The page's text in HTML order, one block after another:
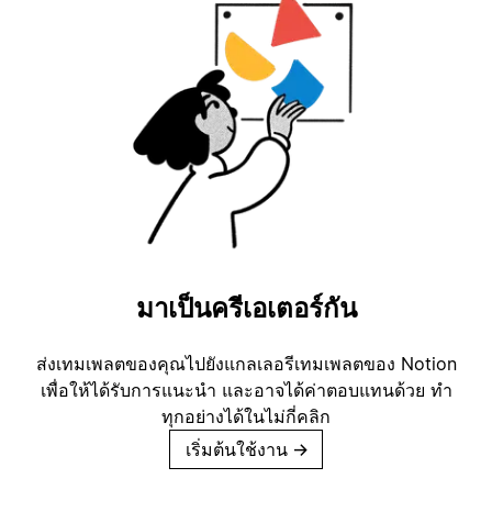
มาเป็นครีเอเตอร์กัน
ส่งเทมเพลตของคุณไปยังแกลเลอรีเทมเพลตของ Notion
เพื่อให้ได้รับการแนะนำ และอาจได้ค่าตอบแทนด้วย ทำ
ทุกอย่างได้ในไม่กี่คลิก
เริ่มต้นใช้งาน →